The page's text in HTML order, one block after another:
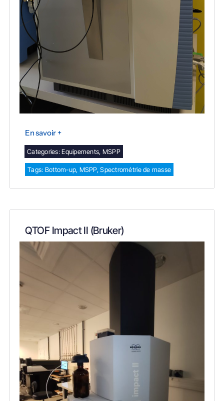
En savoir +
Categories:Equipements, MSPP
Tags: Bottom-up, MSPP,Spectrométrie de masse
QTOF Impact II (Bruker)